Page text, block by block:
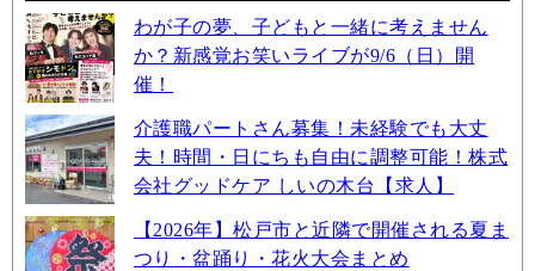
わが子の夢、子どもと一緒に考えません
か？新感覚お笑いライブが9/6（日）開
催！
介護職パートさん募集！未経験でも大丈
夫！時間・日にちも自由に調整可能！株式
会社グッドケア しいの木台【求人】
【2026年】松戸市と近隣で開催される夏ま
つり・盆踊り・花火大会まとめ